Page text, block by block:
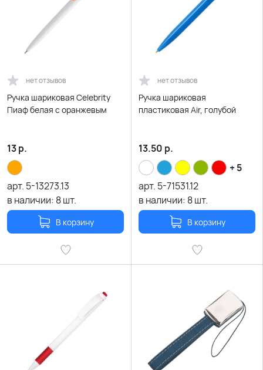
нет отзывов
Ручка шариковая Celebrity
Пиаф белая с оранжевым
13р.
арт. 5-13273.13
в наличии: 8шт.
В корзину
нет отзывов
Ручка шариковая
пластиковая Air, голубой
13.50 р.
+ 5
арт. 5-71531.12
в наличии: 8шт.
В корзину